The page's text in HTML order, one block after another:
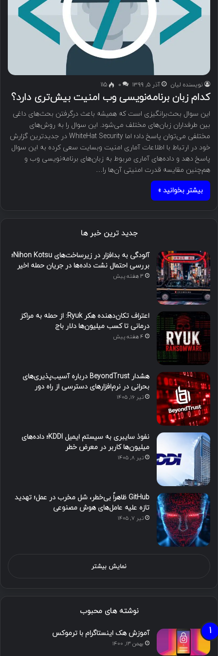
نویسنده لیان آذر ۵, ۱۳۹۹ ۰ 115
کدام زبان‌ برنامه‌نویسی وب امنیت بیش‌تری دارد؟
این سوال بحث‌برانگیزی است که همیشه باعث درگرفتن بحث‌های داغی
بین طرفداران زبان‌های مختلف می‌شود. این سوال را به روش‌های
مختلفی می‌توان پاسخ داد؛ اما WhiteHat Security در جدیدترین گزارش
خود در ارتباط با اطلاعات آماری امنیت وبسایت سعی کرده به این سوال
پاسخ دهد و داده‌های آماری مربوط به زبان‌های برنامه‌نویسی وب و
هم‌چنین مقایسه قدرت امنیتی آن‌ها را…
بیشتر بخوانید »
جدید ترین خبر ها
آلودگی به بدافزار در زیرساخت‌های Nihon Kotsu؛
بررسی احتمال نشت داده‌ها در جریان حمله اخیر
3 هفته پیش
اعتراف تکان‌دهنده هکر Ryuk: از حمله به مراکز
درمانی تا کسب میلیون‌ها دلار باج
4 هفته پیش
هشدار BeyondTrust درباره آسیب‌پذیری‌های
بحرانی در نرم‌افزارهای دسترسی از راه دور
تیر ۱۶, ۱۴۰۵
نفوذ سایبری به سیستم ایمیل KDDI؛ داده‌های
میلیون‌ها کاربر در معرض خطر
تیر ۸, ۱۴۰۵
GitHub ظاهراً بی‌خطر، شل مخرب در عمل؛ تهدید
تازه علیه عامل‌های هوش مصنوعی
تیر ۷, ۱۴۰۵
نمایش بیشتر
نوشته های محبوب
آموزش هک اینستاگرام با ترموکس
بهمن ۱۳, ۱۴۰۰